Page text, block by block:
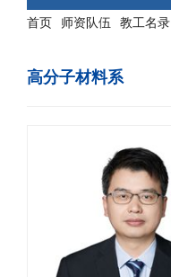
首页 师资队伍 教工名录
高分子材料系